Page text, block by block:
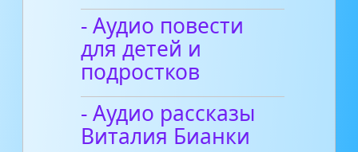
- Аудио повести
для детей и
подростков
- Аудио рассказы
Виталия Бианки